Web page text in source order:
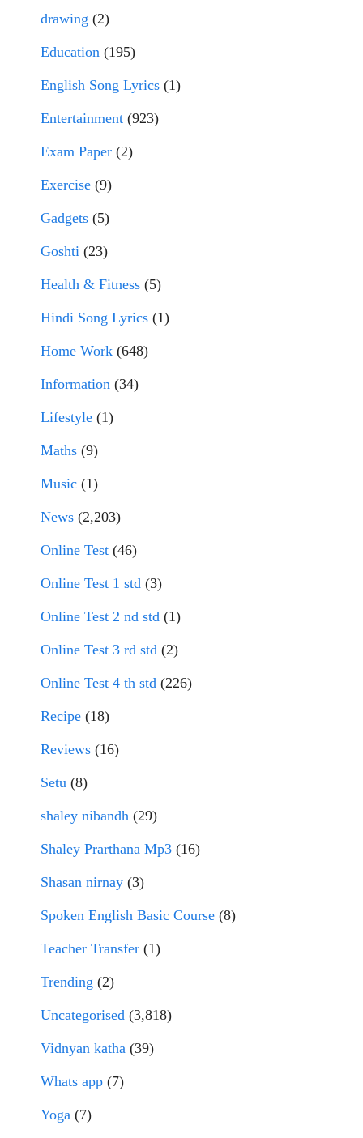
drawing (2)
Education (195)
English Song Lyrics (1)
Entertainment (923)
Exam Paper (2)
Exercise (9)
Gadgets (5)
Goshti (23)
Health & Fitness (5)
Hindi Song Lyrics (1)
Home Work (648)
Information (34)
Lifestyle (1)
Maths (9)
Music (1)
News (2,203)
Online Test (46)
Online Test 1 std (3)
Online Test 2 nd std (1)
Online Test 3 rd std (2)
Online Test 4 th std (226)
Recipe (18)
Reviews (16)
Setu (8)
shaley nibandh (29)
Shaley Prarthana Mp3 (16)
Shasan nirnay (3)
Spoken English Basic Course (8)
Teacher Transfer (1)
Trending (2)
Uncategorised (3,818)
Vidnyan katha (39)
Whats app (7)
Yoga (7)